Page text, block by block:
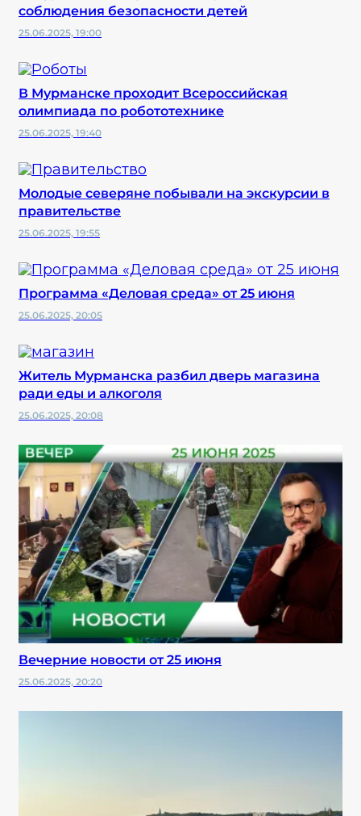
соблюдения безопасности детей
25.06.2025, 19:00
В Мурманске проходит Всероссийская
олимпиада по робототехнике
25.06.2025, 19:40
Молодые северяне побывали на экскурсии в
правительстве
25.06.2025, 19:55
Программа «Деловая среда» от 25 июня
25.06.2025, 20:05
Житель Мурманска разбил дверь магазина
ради еды и алкоголя
25.06.2025, 20:08
Вечерние новости от 25 июня
25.06.2025, 20:20